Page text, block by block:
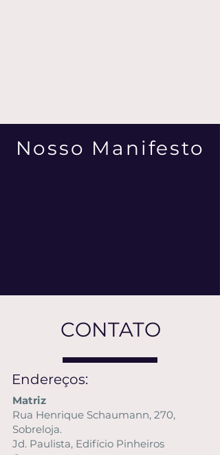
Nosso Manifesto
CONTATO
Endereços:
Matriz
Rua Henrique Schaumann, 270,
Sobreloja.
Jd. Paulista, Edifício Pinheiros